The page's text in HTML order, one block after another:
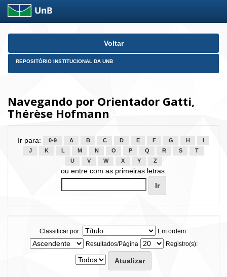
Skip
Voltar
REPOSITÓRIO INSTITUCIONAL DA UNB
Navegando por Orientador Gatti,
Thérèse Hofmann
Ir para: 0-9 A B C D E F G H
J
K L M N O P Q R S
T
U
V W X Y Z
ou entre com as primeiras letras:
Classificar por:
Em ordem:
Resultados/Página
Registro(s):